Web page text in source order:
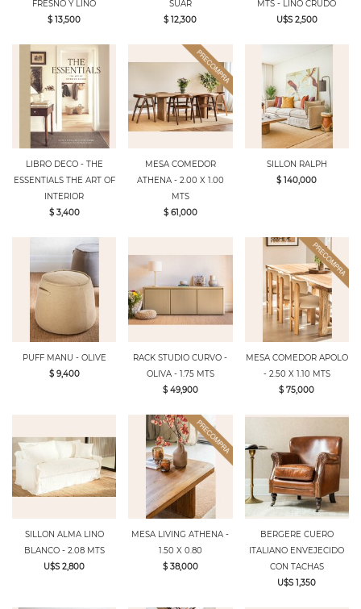
FRESNO Y LINO
$ 13,500
SUAR
$ 12,300
MTS - LINO CRUDO
U$S 2,500
LIBRO DECO - THE
ESSENTIALS THE ART OF
INTERIOR
$ 3,400
MESA COMEDOR
ATHENA - 2.00 X 1.00
MTS
$ 61,000
SILLON RALPH
$ 140,000
PUFF MANU - OLIVE
$ 9,400
RACK STUDIO CURVO -
OLIVA - 1.75 MTS
$ 49,900
MESA COMEDOR APOLO
- 2.50 X 1.10 MTS
$ 75,000
SILLON ALMA LINO
BLANCO - 2.08 MTS
U$S 2,800
MESA LIVING ATHENA -
1.50 X 0.80
$ 38,000
BERGERE CUERO
ITALIANO ENVEJECIDO
CON TACHAS
U$S 1,350